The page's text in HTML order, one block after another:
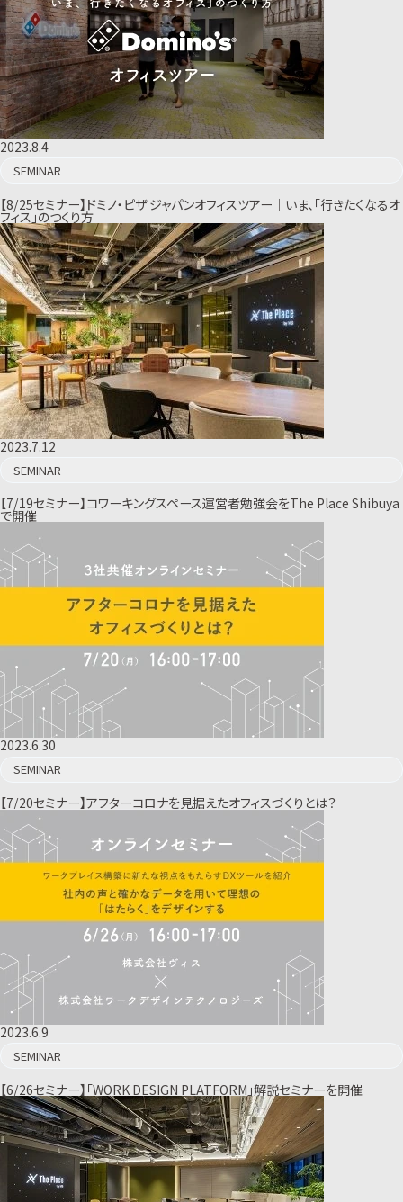
2023.8.4
SEMINAR
【8/25セミナー】ドミノ・ピザ ジャパンオフィスツアー｜いま、「行きたくなるオ
フィス」のつくり方
2023.7.12
SEMINAR
【7/19セミナー】コワーキングスペース運営者勉強会をThe Place Shibuya
で開催
2023.6.30
SEMINAR
【7/20セミナー】アフターコロナを見据えたオフィスづくりとは？
2023.6.9
SEMINAR
【6/26セミナー】「WORK DESIGN PLATFORM」解説セミナーを開催